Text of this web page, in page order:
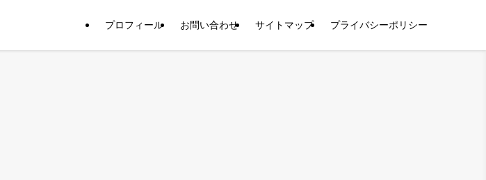
プロフィール お問い合わせ サイトマップ プライバシーポリシー